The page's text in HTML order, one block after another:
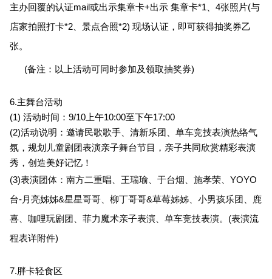
主办回覆的认证mail或出示集章卡+出示 集章卡*1、4张照片(与
店家拍照打卡*2、景点合照*2) 现场认证，即可获得抽奖券乙
张。
(备注：以上活动可同时参加及领取抽奖券)
6.主舞台活动
(1) 活动时间：9/10上午10:00至下午17:00
(2)活动说明：邀请民歌歌手、清新乐团、单车竞技表演热络气
氛，规划儿童剧团表演亲子舞台节目，亲子共同欣赏精彩表演
秀，创造美好记忆！
(3)表演团体：南方二重唱、王瑞瑜、于台烟、施孝荣、YOYO
台-月亮姊姊&星星哥哥、柳丁哥哥&草莓姊姊、小男孩乐团、鹿
喜、咖哩玩剧团、菲力魔术亲子表演、单车竞技表演。(表演流
程表详附件)
7.胖卡轻食区